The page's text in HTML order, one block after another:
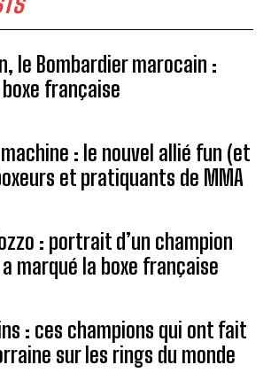
le Bombardier marocain :
française
: le nouvel allié fun (et
et pratiquants de MMA
: portrait d’un champion
marqué la boxe française
: ces champions qui ont fait
sur les rings du monde